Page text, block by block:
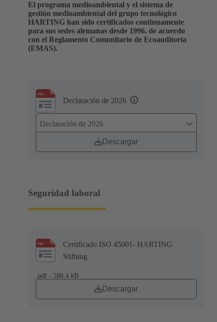
El programa medioambiental y el sistema de
gestión medioambiental del grupo tecnológico
HARTING han sido certificados continuamente
para sus sedes alemanas desde 1996, de acuerdo
con el Reglamento Comunitario de Ecoauditoría
(EMAS).
Declaración de 2026
Declaración de 2026
Descargar
Seguridad laboral
Certificado ISO 45001- HARTING
Stiftung
.pdf - 588.4 kB
Descargar